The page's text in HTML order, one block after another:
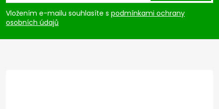
p
a
Vložením e-mailu souhlasíte s podmínkami ochrany
osobních údajů